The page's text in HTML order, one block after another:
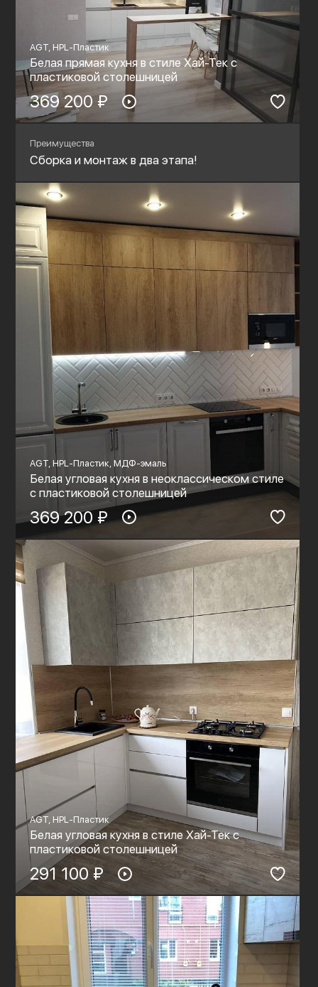
AGT, HPL-Пластик
Белая прямая кухня в стиле Хай-Тек с
пластиковой столешницей
369 200 ₽
Преимущества
Сборка и монтаж в два этапа!
AGT, HPL-Пластик, МДФ-эмаль
Белая угловая кухня в неоклассическом стиле
с пластиковой столешницей
369 200 ₽
AGT, HPL-Пластик
Белая угловая кухня в стиле Хай-Тек с
пластиковой столешницей
291 100 ₽